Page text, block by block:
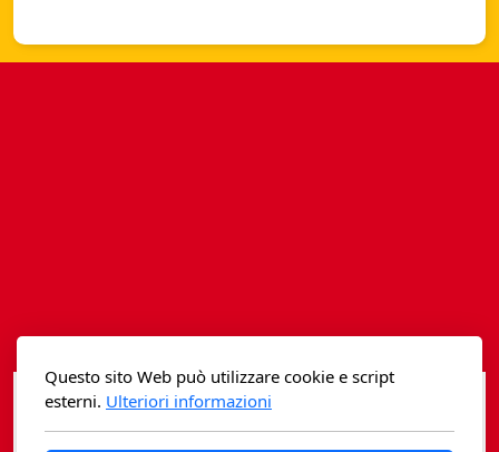
Questo sito Web può utilizzare cookie e script
esterni. Ulteriori informazioni
Libella
Fidia edizioni d'arte